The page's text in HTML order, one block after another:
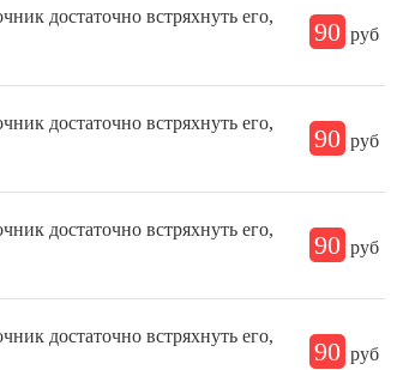
достаточно встряхнуть его,
90 руб
достаточно встряхнуть его,
90 руб
достаточно встряхнуть его,
90 руб
достаточно встряхнуть его,
90 руб